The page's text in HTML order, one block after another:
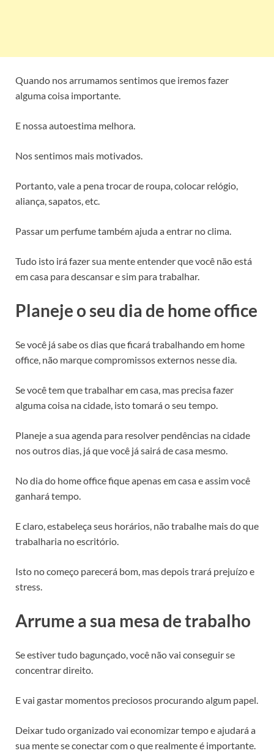
Quando nos arrumamos sentimos que iremos fazer
alguma coisa importante.
E nossa autoestima melhora.
Nos sentimos mais motivados.
Portanto, vale a pena trocar de roupa, colocar relógio,
aliança, sapatos, etc.
Passar um perfume também ajuda a entrar no clima.
Tudo isto irá fazer sua mente entender que você não está
em casa para descansar e sim para trabalhar.
Planeje o seu dia de home office
Se você já sabe os dias que ficará trabalhando em home
office, não marque compromissos externos nesse dia.
Se você tem que trabalhar em casa, mas precisa fazer
alguma coisa na cidade, isto tomará o seu tempo.
Planeje a sua agenda para resolver pendências na cidade
nos outros dias, já que você já sairá de casa mesmo.
No dia do home office fique apenas em casa e assim você
ganhará tempo.
E claro, estabeleça seus horários, não trabalhe mais do que
trabalharia no escritório.
Isto no começo parecerá bom, mas depois trará prejuízo e
stress.
Arrume a sua mesa de trabalho
Se estiver tudo bagunçado, você não vai conseguir se
concentrar direito.
E vai gastar momentos preciosos procurando algum papel.
Deixar tudo organizado vai economizar tempo e ajudará a
sua mente se conectar com o que realmente é importante.